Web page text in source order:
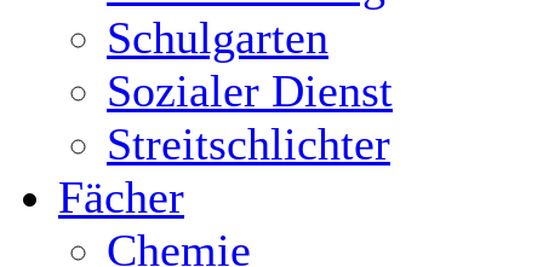
Schulgarten
Sozialer Dienst
Streitschlichter
Fächer
Chemie